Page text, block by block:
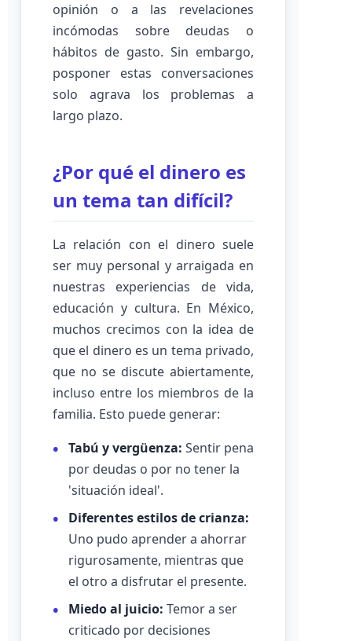
opinión o a las revelaciones
incómodas sobre deudas o
hábitos de gasto. Sin embargo,
posponer estas conversaciones
solo agrava los problemas a
largo plazo.
¿Por qué el dinero es
un tema tan difícil?
La relación con el dinero suele
ser muy personal y arraigada en
nuestras experiencias de vida,
educación y cultura. En México,
muchos crecimos con la idea de
que el dinero es un tema privado,
que no se discute abiertamente,
incluso entre los miembros de la
familia. Esto puede generar:
Tabú y vergüenza: Sentir pena
por deudas o por no tener la
'situación ideal'.
Diferentes estilos de crianza:
Uno pudo aprender a ahorrar
rigurosamente, mientras que
el otro a disfrutar el presente.
Miedo al juicio: Temor a ser
criticado por decisiones